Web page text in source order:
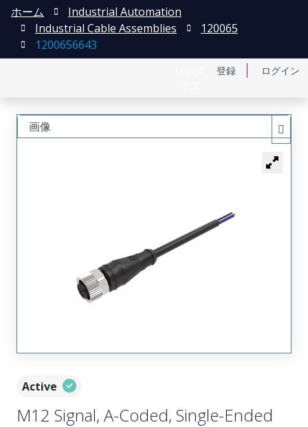
登録 ログイン
ホーム
Industrial Automation
Industrial Cable Assemblies
120065
1200656643
Active
M12 Signal, A-Coded, Single-Ended
画像